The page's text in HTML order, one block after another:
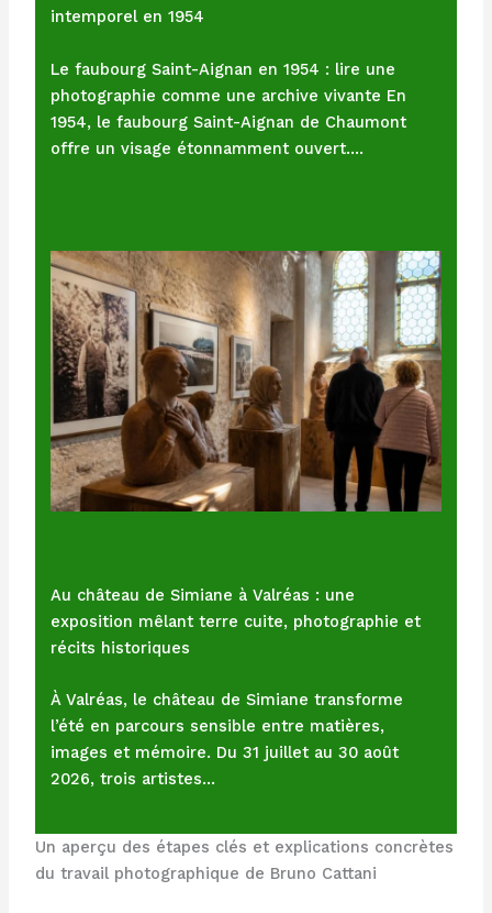
intemporel en 1954
Le faubourg Saint-Aignan en 1954 : lire une
photographie comme une archive vivante En
1954, le faubourg Saint-Aignan de Chaumont
offre un visage étonnamment ouvert.…
Au château de Simiane à Valréas : une
exposition mêlant terre cuite, photographie et
récits historiques
À Valréas, le château de Simiane transforme
l’été en parcours sensible entre matières,
images et mémoire. Du 31 juillet au 30 août
2026, trois artistes…
Un aperçu des étapes clés et explications concrètes
du travail photographique de Bruno Cattani